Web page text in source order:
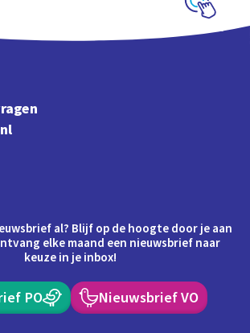
Schoolplaat
al? Blijf op de hoogte door je aan
elke maand een nieuwsbrief naar
keuze in je inbox!
PO Nieuwsbrief VO